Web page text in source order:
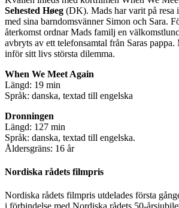
Sehested Høeg (DK). Mads har varit på resa
med sina barndomsvänner Simon och Sara.
återkomst ordnar Mads familj en
avbryts av ett telefonsamtal från Saras
inför sitt livs största dilemma.
When We Meet Again
Längd: 19 min
Språk: danska, textad till engelska
Dronningen
Längd: 127 min
Språk: danska, textad till engelska.
Åldersgräns: 16 år
Nordiska rådets filmpris
Nordiska rådets filmpris utdelades första